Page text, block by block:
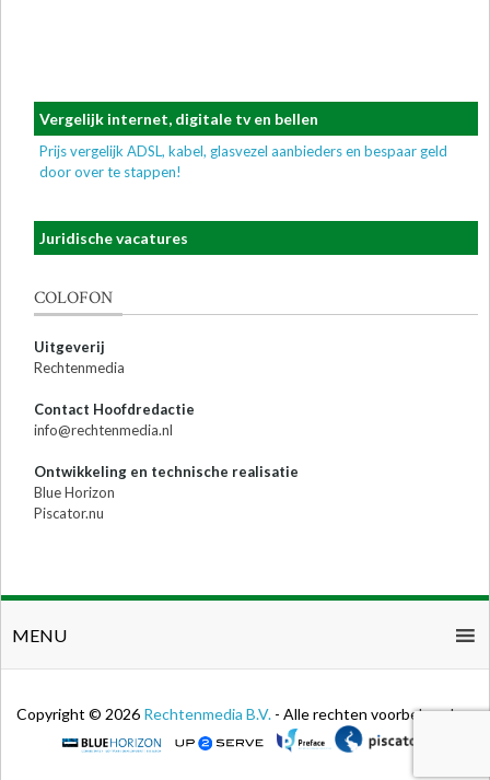
Vergelijk internet, digitale tv en bellen
Prijs vergelijk ADSL, kabel, glasvezel aanbieders en bespaar geld
door over te stappen!
Juridische vacatures
COLOFON
Uitgeverij
Rechtenmedia
Contact Hoofdredactie
info@rechtenmedia.nl
Ontwikkeling en technische realisatie
Blue Horizon
Piscator.nu
MENU
Copyright © 2026 Rechtenmedia B.V. - Alle rechten voorbehouden.